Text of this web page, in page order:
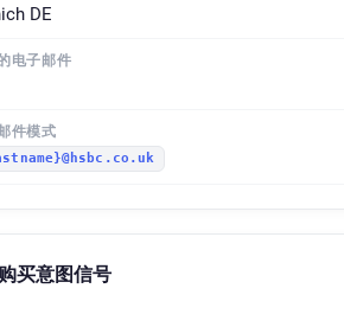
DE
电子邮件
件模式
买意图信号